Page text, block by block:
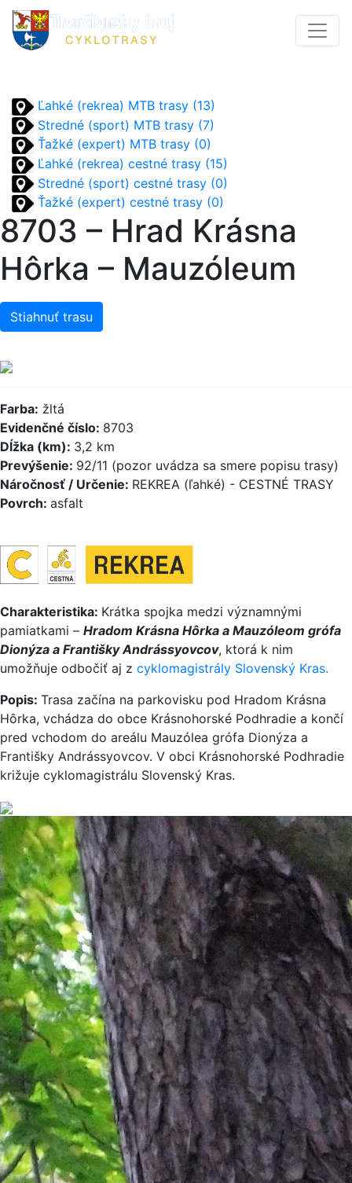
Ľahké (rekrea) MTB trasy (13)
Stredné (sport) MTB trasy (7)
Ťažké (expert) MTB trasy (0)
Ľahké (rekrea) cestné trasy (15)
Stredné (sport) cestné trasy (0)
Ťažké (expert) cestné trasy (0)
8703 – Hrad Krásna
Hôrka – Mauzóleum
Stiahnuť trasu
Farba: žltá
Evidenčné číslo: 8703
Dĺžka (km): 3,2 km
Prevýšenie: 92/11 (pozor uvádza sa smere popisu trasy)
Náročnosť / Určenie: REKREA (ľahké) - CESTNÉ TRASY
Povrch: asfalt
Charakteristika: Krátka spojka medzi významnými
pamiatkami – Hradom Krásna Hôrka a Mauzóleom grófa
Dionýza a Františky Andrássyovcov, ktorá k nim
umožňuje odbočiť aj z cyklomagistrály Slovenský Kras.
Popis: Trasa začína na parkovisku pod Hradom Krásna
Hôrka, vchádza do obce Krásnohorské Podhradie a končí
pred vchodom do areálu Mauzólea grófa Dionýza a
Františky Andrássyovcov. V obci Krásnohorské Podhradie
križuje cyklomagistrálu Slovenský Kras.